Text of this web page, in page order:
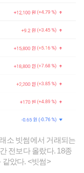
소 빗썸에서 거래되는
전보다 올랐다. 18종
같았다. <빗썸>